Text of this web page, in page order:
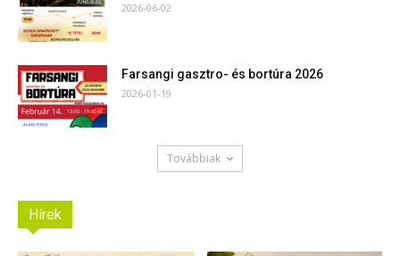
2026-06-02
Farsangi gasztro- és bortúra 2026
2026-01-19
Továbbiak
Hírek